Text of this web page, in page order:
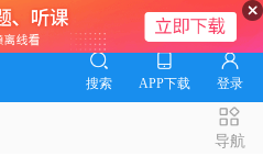
搜索 APP下载 登录
导航